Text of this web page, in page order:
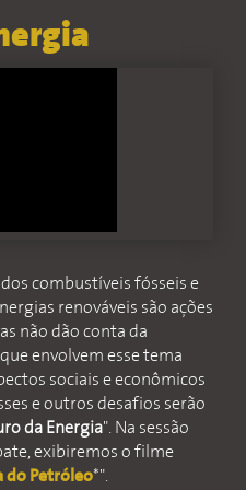
combustíveis fósseis e
renováveis são ações
não dão conta da
envolvem esse tema
sociais e econômicos
e outros desafios serão
da Energia". Na sessão
exibiremos o filme
do Petróleo*".